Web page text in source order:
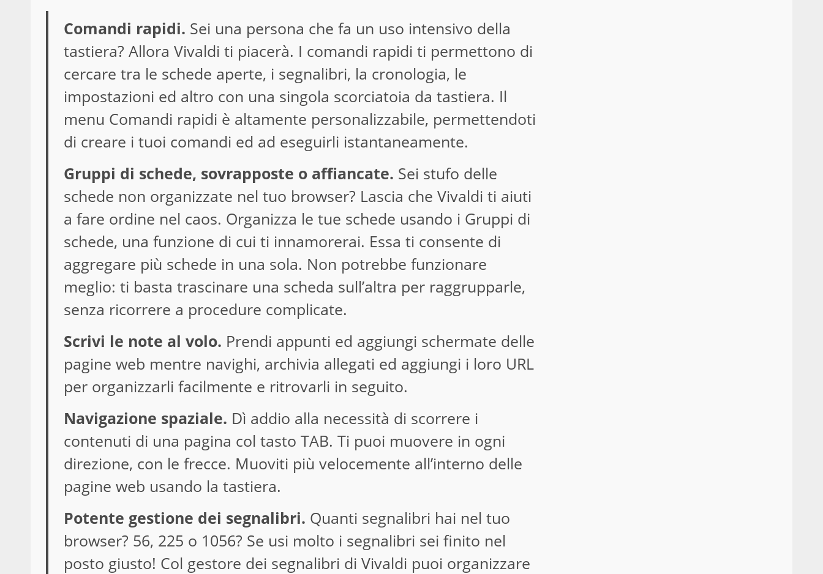
Comandi rapidi. Sei una persona che fa un uso intensivo della
tastiera? Allora Vivaldi ti piacerà. I comandi rapidi ti permettono di
cercare tra le schede aperte, i segnalibri, la cronologia, le
impostazioni ed altro con una singola scorciatoia da tastiera. Il
menu Comandi rapidi è altamente personalizzabile, permettendoti
di creare i tuoi comandi ed ad eseguirli istantaneamente.
Gruppi di schede, sovrapposte o affiancate. Sei stufo delle
schede non organizzate nel tuo browser? Lascia che Vivaldi ti aiuti
a fare ordine nel caos. Organizza le tue schede usando i Gruppi di
schede, una funzione di cui ti innamorerai. Essa ti consente di
aggregare più schede in una sola. Non potrebbe funzionare
meglio: ti basta trascinare una scheda sull’altra per raggrupparle,
senza ricorrere a procedure complicate.
Scrivi le note al volo. Prendi appunti ed aggiungi schermate delle
pagine web mentre navighi, archivia allegati ed aggiungi i loro URL
per organizzarli facilmente e ritrovarli in seguito.
Navigazione spaziale. Dì addio alla necessità di scorrere i
contenuti di una pagina col tasto TAB. Ti puoi muovere in ogni
direzione, con le frecce. Muoviti più velocemente all’interno delle
pagine web usando la tastiera.
Potente gestione dei segnalibri. Quanti segnalibri hai nel tuo
browser? 56, 225 o 1056? Se usi molto i segnalibri sei finito nel
posto giusto! Col gestore dei segnalibri di Vivaldi puoi organizzare